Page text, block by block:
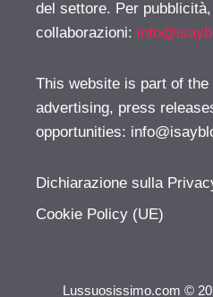
del settore. Per
collaborazioni:
This website is part of
advertising, press
opportunities:
Dichiarazione sulla
Cookie Policy (UE)
Lussuosissimo.com ©